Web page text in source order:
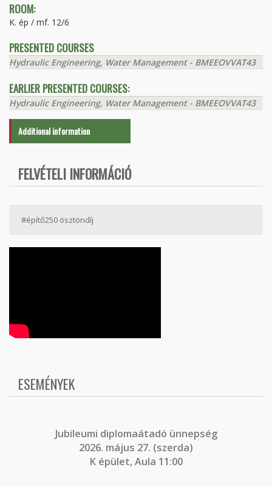
ROOM:
K. ép / mf. 12/6
PRESENTED COURSES
Hydraulic Engineering, Water Management - BMEEOVVAT43
EARLIER PRESENTED COURSES:
Hydraulic Engineering, Water Management - BMEEOVVAT43
Additional information
FELVÉTELI INFORMÁCIÓ
#építő250 ösztöndíj
ESEMÉNYEK
Jubileumi diplomaátadó ünnepség
2026. május 27. (szerda)
K épület, Aula 11:00